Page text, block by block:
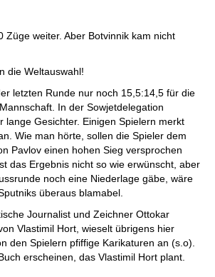
Züge weiter. Aber Botvinnik kam nicht
die Weltauswahl!
letzten Runde nur noch 15,5:14,5 für die
In der Sowjetdelegation
lange Gesichter. Einigen Spielern merkt
Wie man hörte, sollen die Spieler dem
Pavlov einen hohen Sieg versprochen
das Ergebnis nicht so wie erwünscht, aber
noch eine Niederlage gäbe, wäre
überaus blamabel.
Journalist und Zeichner Ottokar
Vlastimil Hort, wieselt übrigens hier
den Spielern pfiffige Karikaturen an (s.o).
erscheinen, das Vlastimil Hort plant.